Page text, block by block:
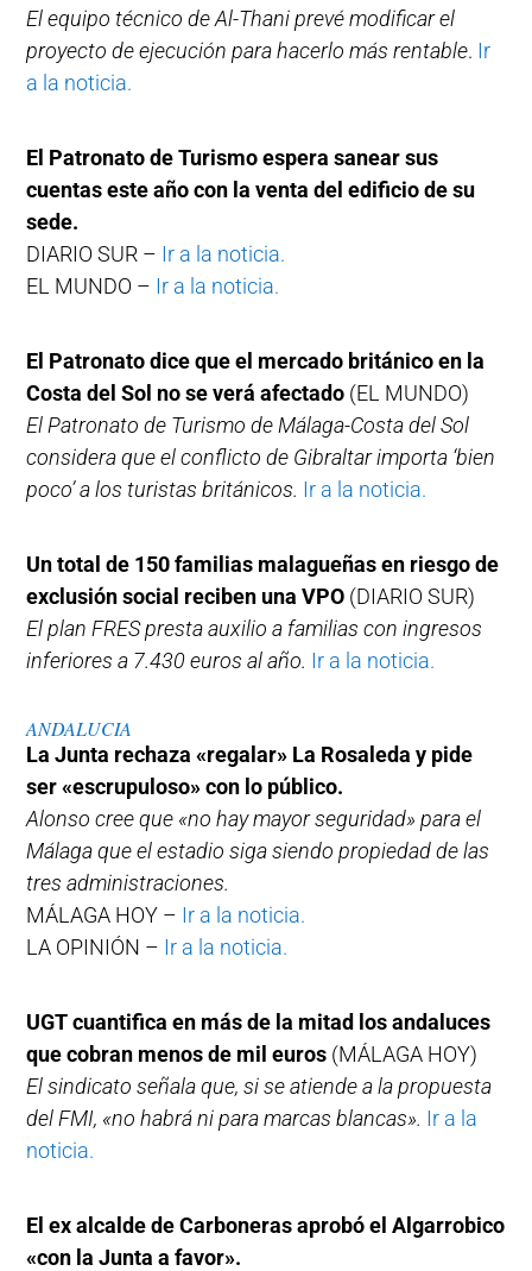
El equipo técnico de Al-Thani prevé modificar el
proyecto de ejecución para hacerlo más rentable. Ir
a la noticia.
El Patronato de Turismo espera sanear sus
cuentas este año con la venta del edificio de su
sede.
DIARIO SUR – Ir a la noticia.
EL MUNDO – Ir a la noticia.
El Patronato dice que el mercado británico en la
Costa del Sol no se verá afectado (EL MUNDO)
El Patronato de Turismo de Málaga-Costa del Sol
considera que el conflicto de Gibraltar importa ‘bien
poco’ a los turistas británicos. Ir a la noticia.
Un total de 150 familias malagueñas en riesgo de
exclusión social reciben una VPO (DIARIO SUR)
El plan FRES presta auxilio a familias con ingresos
inferiores a 7.430 euros al año. Ir a la noticia.
ANDALUCIA
La Junta rechaza «regalar» La Rosaleda y pide
ser «escrupuloso» con lo público.
Alonso cree que «no hay mayor seguridad» para el
Málaga que el estadio siga siendo propiedad de las
tres administraciones.
MÁLAGA HOY – Ir a la noticia.
LA OPINIÓN – Ir a la noticia.
UGT cuantifica en más de la mitad los andaluces
que cobran menos de mil euros (MÁLAGA HOY)
El sindicato señala que, si se atiende a la propuesta
del FMI, «no habrá ni para marcas blancas». Ir a la
noticia.
El ex alcalde de Carboneras aprobó el Algarrobico
«con la Junta a favor».